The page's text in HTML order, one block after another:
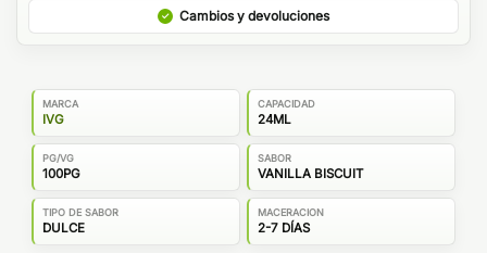
Cambios y devoluciones
MARCA
IVG
CAPACIDAD
24ML
PG/VG
100PG
SABOR
VANILLA BISCUIT
TIPO DE SABOR
DULCE
MACERACION
2-7 DÍAS